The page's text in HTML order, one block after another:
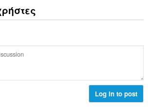
ε
ω
ο
γ
ε
:
α
θ
λ
ο
ο
β
α
ο
Log in to post